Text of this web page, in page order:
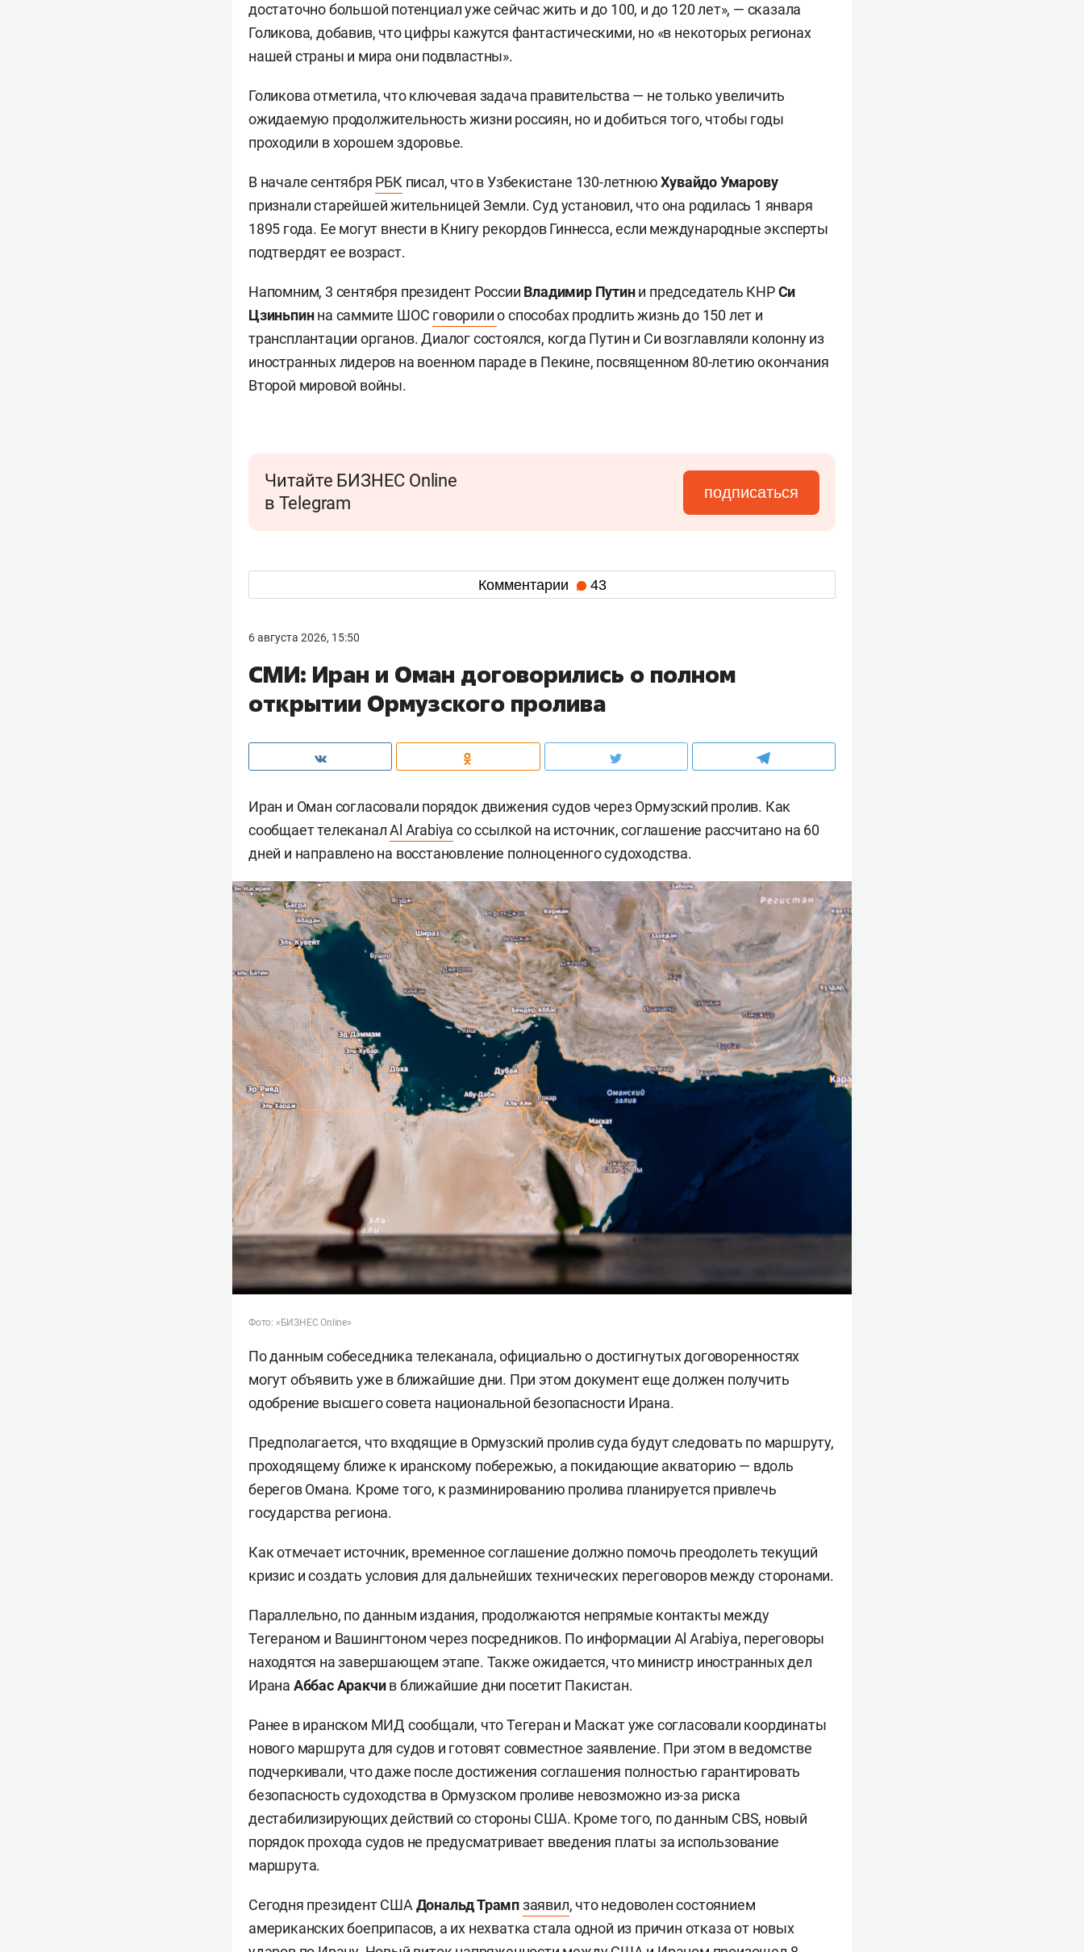
достаточно большой потенциал уже сейчас жить и до 100, и до 120 лет», — сказала
Голикова, добавив, что цифры кажутся фантастическими, но «в некоторых регионах
нашей страны и мира они подвластны».
Голикова отметила, что ключевая задача правительства — не только увеличить
ожидаемую продолжительность жизни россиян, но и добиться того, чтобы годы
проходили в хорошем здоровье.
В начале сентября РБК писал, что в Узбекистане 130-летнююХувайдо Умарову
признали старейшей жительницей Земли. Суд установил, что она родилась 1 января
1895 года. Ее могут внести в Книгу рекордов Гиннесса, если международные эксперты
подтвердят ее возраст.
Напомним, 3 сентября президент России Владимир Путини председатель КНРСи
Цзиньпинна саммите ШОС говорилио способах продлить жизнь до 150 лет и
трансплантации органов. Диалог состоялся, когда Путин и Си возглавляли колонну из
иностранных лидеров на военном параде в Пекине, посвященном 80-летию окончания
Второй мировой войны.
Читайте БИЗНЕС Online
в Telegram
подписаться
Комментарии 43
6 августа 2026, 15:50
СМИ: Иран и Оман договорились о полном
открытии Ормузского пролива
Иран и Оман согласовали порядок движения судов через Ормузский пролив. Как
сообщает телеканалAl Arabiya со ссылкой на источник, соглашение рассчитано на 60
дней и направлено на восстановление полноценного судоходства.
Фото: «БИЗНЕС Online»
По данным собеседника телеканала, официально о достигнутых договоренностях
могут объявить уже в ближайшие дни. При этом документ еще должен получить
одобрение высшего совета национальной безопасности Ирана.
Предполагается, что входящие в Ормузский пролив суда будут следовать по маршруту,
проходящему ближе к иранскому побережью, а покидающие акваторию — вдоль
берегов Омана. Кроме того, к разминированию пролива планируется привлечь
государства региона.
Как отмечает источник, временное соглашение должно помочь преодолеть текущий
кризис и создать условия для дальнейших технических переговоров между сторонами.
Параллельно, по данным издания, продолжаются непрямые контакты между
Тегераном и Вашингтоном через посредников. По информации Al Arabiya, переговоры
находятся на завершающем этапе. Также ожидается, что министр иностранных дел
Ирана Аббас Аракчив ближайшие дни посетит Пакистан.
Ранее в иранском МИД сообщали, что Тегеран и Маскат уже согласовали координаты
нового маршрута для судов и готовят совместное заявление. При этом в ведомстве
подчеркивали, что даже после достижения соглашения полностью гарантировать
безопасность судоходства в Ормузском проливе невозможно из-за риска
дестабилизирующих действий со стороны США. Кроме того, по данным CBS, новый
порядок прохода судов не предусматривает введения платы за использование
маршрута.
Сегодня президент США Дональд Трампзаявил, что недоволен состоянием
американских боеприпасов, а их нехватка стала одной из причин отказа от новых